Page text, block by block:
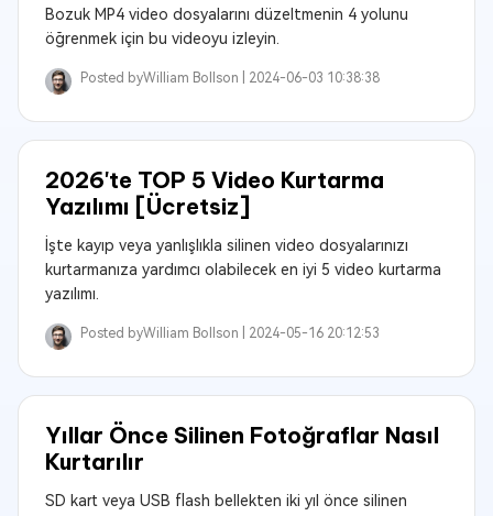
Bozuk MP4 video dosyalarını düzeltmenin 4 yolunu
öğrenmek için bu videoyu izleyin.
Posted byWilliam Bollson | 2024-06-03 10:38:38
2026'te TOP 5 Video Kurtarma
Yazılımı [Ücretsiz]
İşte kayıp veya yanlışlıkla silinen video dosyalarınızı
kurtarmanıza yardımcı olabilecek en iyi 5 video kurtarma
yazılımı.
Posted byWilliam Bollson | 2024-05-16 20:12:53
Yıllar Önce Silinen Fotoğraflar Nasıl
Kurtarılır
SD kart veya USB flash bellekten iki yıl önce silinen